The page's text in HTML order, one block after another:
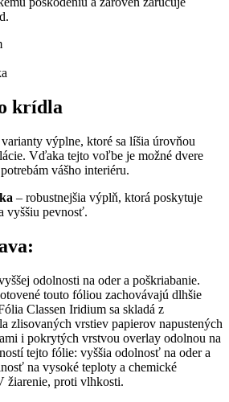
krídla
výplne, ktoré sa líšia úrovňou
Vďaka tejto voľbe je možné dvere
vášho interiéru.
– robustnejšia výplň, ktorá poskytuje
vyššiu pevnosť.
odolnosti na oder a poškriabanie.
touto fóliou zachovávajú dlhšie
Classen Iridium sa skladá z
zlisovaných vrstiev papierov napustených
i pokrytých vrstvou overlay odolnou na
tejto fólie: vyššia odolnosť na oder a
na vysoké teploty a chemické
žiarenie, proti vlhkosti.